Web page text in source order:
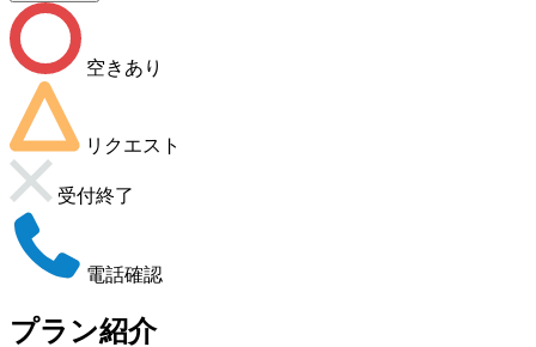
空きあり
リクエスト
受付終了
電話確認
プラン紹介